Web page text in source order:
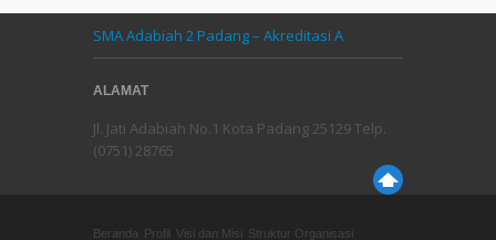
SMA Adabiah 2 Padang – Akreditasi A
ALAMAT
Jl. Jati Adabiah No.1 Kota Padang 25129 Telp.
(0751) 28765
Beranda Profil Visi dan Misi Struktur Organisasi